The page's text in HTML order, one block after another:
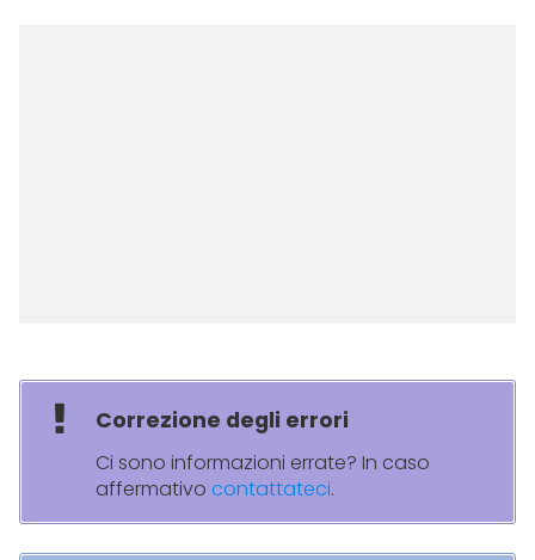
Correzione degli errori
Ci sono informazioni errate? In caso
affermativo contattateci.